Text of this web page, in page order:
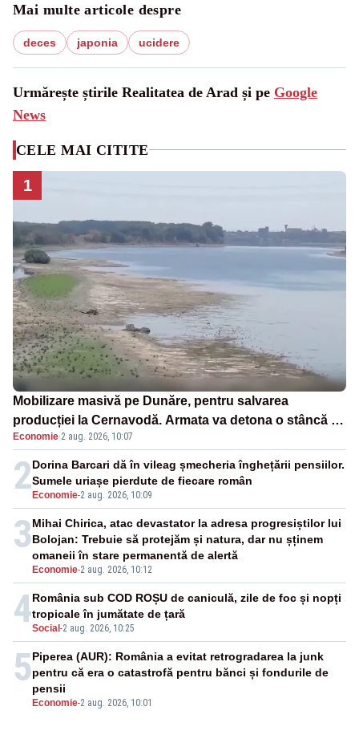
Mai multe articole despre
deces japonia ucidere
Urmărește știrile Realitatea de Arad și pe Google
News
CELE MAI CITITE
1
Mobilizare masivă pe Dunăre, pentru salvarea
producției la Cernavodă. Armata va detona o stâncă și
va devia apa fluviului - IMAGINI AERIENE
Economie·2 aug. 2026, 10:07
2 Economie-2 aug. 2026, 10:09
Dorina Barcari dă în vileag șmecheria înghețării pensiilor.
Sumele uriașe pierdute de fiecare român
3
Economie-2 aug. 2026, 10:12
Mihai Chirica, atac devastator la adresa progresiștilor lui
Bolojan: Trebuie să protejăm și natura, dar nu șținem
omaneii în stare permanentă de alertă
4Social -2 aug. 2026, 10:25
România sub COD ROȘU de caniculă, zile de foc și nopți
tropicale în jumătate de țară
5
Economie-2 aug. 2026, 10:01
Piperea (AUR): România a evitat retrogradarea la junk
pentru că era o catastrofă pentru bănci și fondurile de
pensii